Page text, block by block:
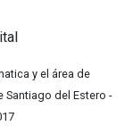
y el área de
del Estero -